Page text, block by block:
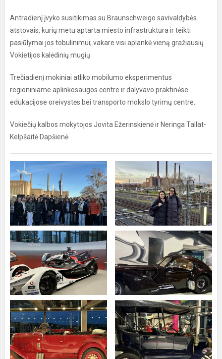
Antradienį įvyko susitikimas su Braunschweigo savivaldybės
atstovais, kurių metu aptarta miesto infrastruktūra ir teikti
pasiūlymai jos tobulinimui; vakare visi aplankė vieną gražiausių
Vokietijos kalėdinių mugių.
Trečiadienį mokiniai atliko mobilumo eksperimentus
regioniniame aplinkosaugos centre ir dalyvavo praktinėse
edukacijose oreivystės bei transporto mokslo tyrimų centre.
Vokiečių kalbos mokytojos Jovita Ežerinskienė ir Neringa Tallat-
Kelpšaitė Dapšienė